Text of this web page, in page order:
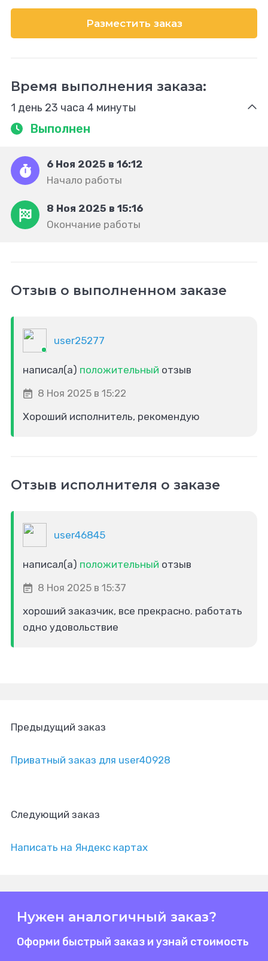
Разместить заказ
Время выполнения заказа:
1 день 23 часа 4 минуты
Выполнен
6 Ноя 2025 в 16:12
Начало работы
8 Ноя 2025 в 15:16
Окончание работы
Отзыв о выполненном заказе
user25277
написал(а) положительный отзыв
8 Ноя 2025 в 15:22
Хороший исполнитель, рекомендую
Отзыв исполнителя о заказе
user46845
написал(а) положительный отзыв
8 Ноя 2025 в 15:37
хороший заказчик, все прекрасно. работать
одно удовольствие
Предыдущий заказ
Приватный заказ для user40928
Следующий заказ
Написать на Яндекс картах
Нужен аналогичный заказ?
Оформи быстрый заказ и узнай стоимость